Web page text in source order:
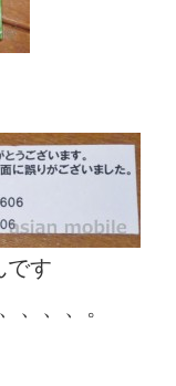
です
、、、。